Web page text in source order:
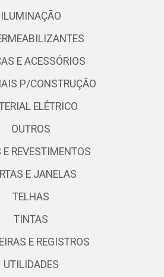
ILUMINAÇÃO
E ACESSÓRIOS
P/CONSTRUÇÃO
ELÉTRICO
OUTROS
E REVESTIMENTOS
E JANELAS
TELHAS
TINTAS
E REGISTROS
UTILIDADES